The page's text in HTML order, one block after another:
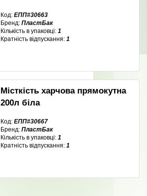
Код: ЕПП#30663
Бренд: ПластБак
Кількість в упаковці: 1
Кратність відпускання: 1
Місткість харчова прямокутна
200л біла
Код: ЕПП#30667
Бренд: ПластБак
Кількість в упаковці: 1
Кратність відпускання: 1